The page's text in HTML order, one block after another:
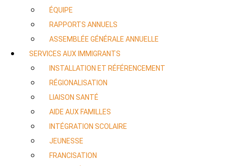
ÉQUIPE
RAPPORTS ANNUELS
ASSEMBLÉE GÉNÉRALE ANNUELLE
SERVICES AUX IMMIGRANTS
INSTALLATION ET RÉFÉRENCEMENT
RÉGIONALISATION
LIAISON SANTÉ
AIDE AUX FAMILLES
INTÉGRATION SCOLAIRE
JEUNESSE
FRANCISATION